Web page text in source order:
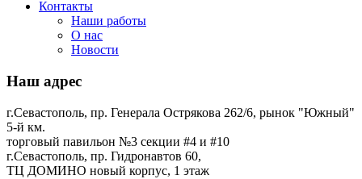
Контакты
Наши работы
О нас
Новости
Наш адрес
г.Севастополь, пр. Генерала Острякова 262/6, рынок "Южный"
5-й км.
торговый павильон №3 секции #4 и #10
г.Севастополь, пр. Гидронавтов 60,
ТЦ ДОМИНО новый корпус, 1 этаж